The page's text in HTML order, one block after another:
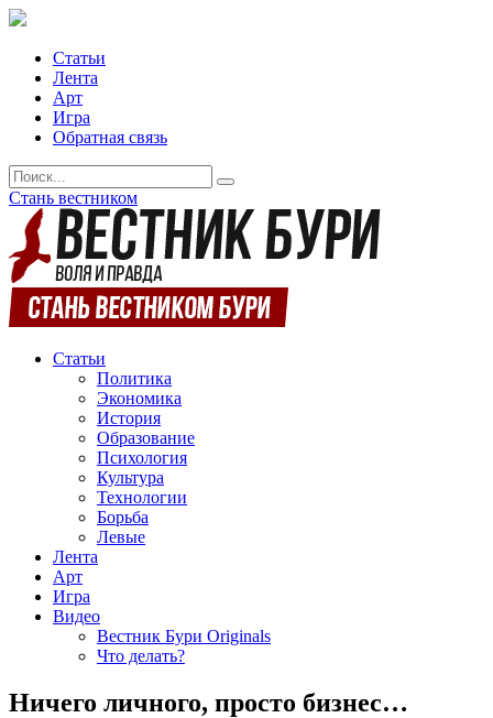
Статьи
Лента
Арт
Игра
Обратная связь
Стань вестником
Статьи
Политика
Экономика
История
Образование
Психология
Культура
Технологии
Борьба
Левые
Лента
Арт
Игра
Видео
Вестник Бури Originals
Что делать?
Ничего личного, просто бизнес…